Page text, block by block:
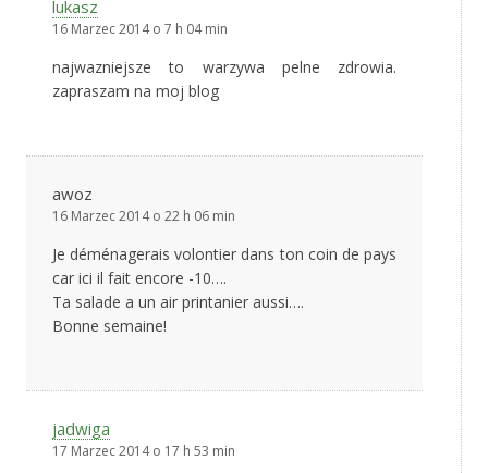
lukasz
16 Marzec 2014 o 7 h 04 min
najwazniejsze to warzywa pelne zdrowia.
zapraszam na moj blog
awoz
16 Marzec 2014 o 22 h 06 min
Je déménagerais volontier dans ton coin de pays
car ici il fait encore -10….
Ta salade a un air printanier aussi….
Bonne semaine!
jadwiga
17 Marzec 2014 o 17 h 53 min